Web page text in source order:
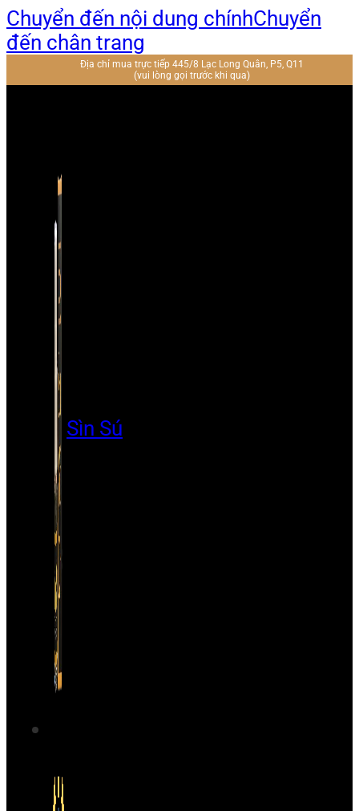
Chuyển đến nội dung chínhChuyển
đến chân trang
Địa chỉ mua trực tiếp 445/8 Lạc Long Quân, P5, Q11
(vui lòng gọi trước khi qua)
Sìn Sú